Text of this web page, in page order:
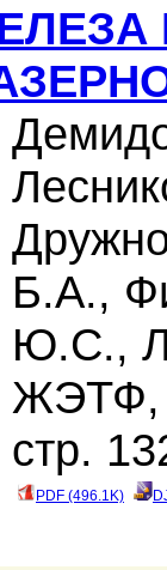
Б.А.,
Ю.С.,
ЖЭТФ,
стр.
PDF (496.1K)